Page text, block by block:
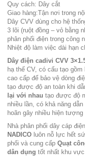
Quy cách: Dây cắt
Giao hàng:Tận nơi trong
Dây CVV dùng cho hệ
3 lõi (ruột đồng – vỏ bằng
phân phối điện trong công
Nhiệt độ làm việc dài hạn
Dây điện cadivi CVV
hạ thế CV, có cấu tạo gồm
cao cấp để bảo vệ dòng
tạo được độ an toàn khi
lại với nhau tạo được độ
nhiều lần, có khả năng
hoãn gây nhiều hiện tượng
Nhà phân phối dây cáp
NADICO luôn nỗ lực hết
phối và cung cấp Quạt
dân dụng tốt nhất khu vực